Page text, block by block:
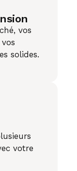
vos
solides.
votre